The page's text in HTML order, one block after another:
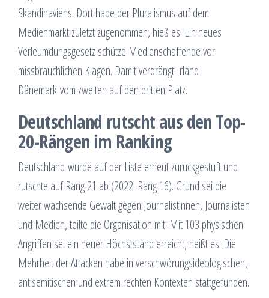
Skandinaviens. Dort habe der Pluralismus auf dem
Medienmarkt zuletzt zugenommen, hieß es. Ein neues
Verleumdungsgesetz schütze Medienschaffende vor
missbräuchlichen Klagen. Damit verdrängt Irland
Dänemark vom zweiten auf den dritten Platz.
Deutschland rutscht aus den Top-
20-Rängen im Ranking
Deutschland wurde auf der Liste erneut zurückgestuft und
rutschte auf Rang 21 ab (2022: Rang 16). Grund sei die
weiter wachsende Gewalt gegen Journalistinnen, Journalisten
und Medien, teilte die Organisation mit. Mit 103 physischen
Angriffen sei ein neuer Höchststand erreicht, heißt es. Die
Mehrheit der Attacken habe in verschwörungsideologischen,
antisemitischen und extrem rechten Kontexten stattgefunden.